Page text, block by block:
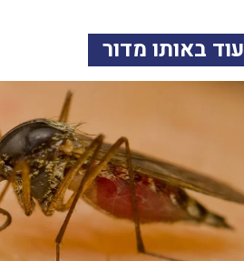
עוד באותו מדור